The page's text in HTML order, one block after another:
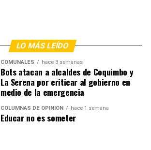
LO MÁS LEÍDO
COMUNALES hace 3 semanas
Bots atacan a alcaldes de Coquimbo y
La Serena por criticar al gobierno en
medio de la emergencia
COLUMNAS DE OPINIÓN hace 1 semana
Educar no es someter